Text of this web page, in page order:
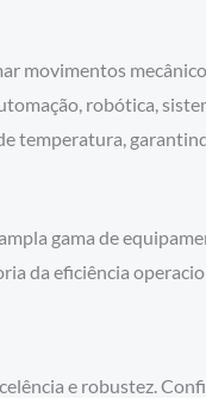
movimentos
robótica,
temperatura,
gama de
da eficiência
e robustez.